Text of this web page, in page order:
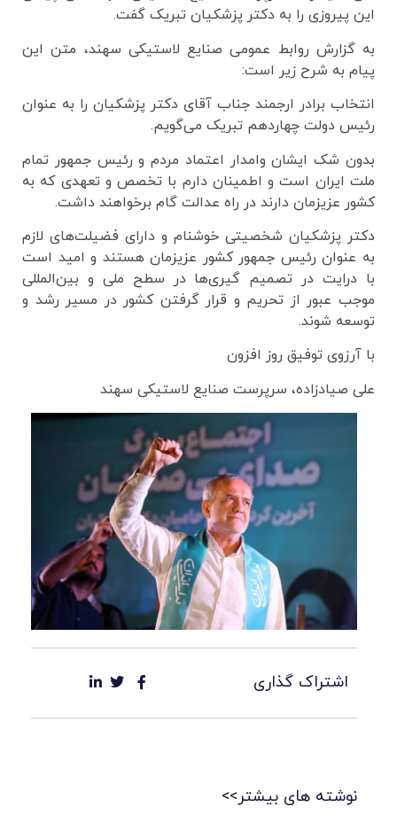
این پیروزی را به دکتر پزشکیان تبریک گفت.
به گزارش روابط عمومی صنایع لاستیکی سهند، متن این
پیام به شرح زیر است:
انتخاب برادر ارجمند جناب آقای دکتر پزشکیان را به عنوان
رئیس دولت چهاردهم تبریک می‌گویم.
بدون شک ایشان وامدار اعتماد مردم و رئیس جمهور تمام
ملت ایران است و اطمینان دارم با تخصص و تعهدی که به
کشور عزیزمان دارند در راه عدالت گام برخواهند داشت.
دکتر پزشکیان شخصیتی خوشنام و دارای فضیلت‌های لازم
به عنوان رئیس جمهور کشور عزیزمان هستند و امید است
با درایت در تصمیم گیری‌ها در سطح ملی و بین‌المللی
موجب عبور از تحریم و قرار گرفتن کشور در مسیر رشد و
توسعه شوند.
با آرزوی توفیق روز افزون
علی صیادزاده، سرپرست صنایع لاستیکی سهند
اشتراک گذاری
نوشته های بیشتر>>